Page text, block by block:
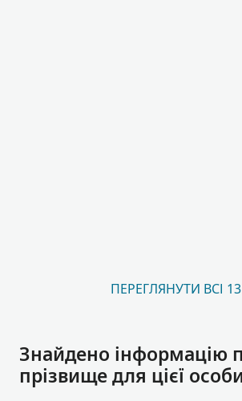
ПЕРЕГЛЯНУТИ ВСІ
Знайдено інформацію
прізвище для цієї